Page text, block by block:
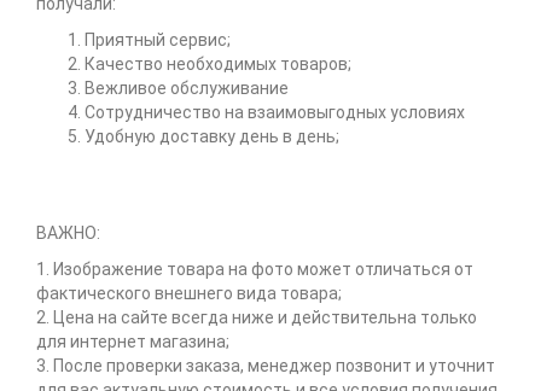
Приятный сервис;
Качество необходимых товаров;
Вежливое обслуживание
Сотрудничество на взаимовыгодных условиях
Удобную доставку день в день;
ВАЖНО:
1. Изображение товара на фото может отличаться от
фактического внешнего вида товара;
2. Цена на сайте всегда ниже и действительна только
для интернет магазина;
3. После проверки заказа, менеджер позвонит и уточнит